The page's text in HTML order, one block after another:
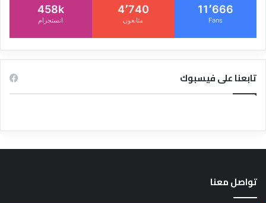
11٬666
Fans
4٬740
متابعون
458k
انستجرام
تابعنا على فيسبوك
تواصل معنا